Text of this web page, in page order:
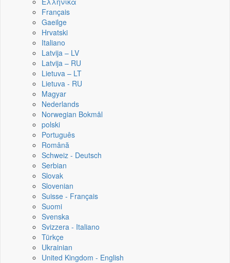
Français
Gaeilge
Hrvatski
Italiano
Latvija – LV
Latvija – RU
Lietuva – LT
Lietuva - RU
Magyar
Nederlands
Norwegian Bokmål
polski
Português
Română
Schweiz - Deutsch
Serbian
Slovak
Slovenian
Suisse - Français
Suomi
Svenska
Svizzera - Italiano
Türkçe
Ukrainian
United Kingdom - English